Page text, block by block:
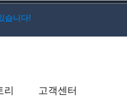
습니다!
리 고객센터